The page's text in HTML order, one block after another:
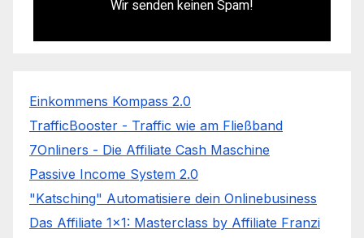
Wir senden keinen Spam!
Einkommens Kompass 2.0
TrafficBooster - Traffic wie am Fließband
7Onliners - Die Affiliate Cash Maschine
Passive Income System 2.0
"Katsching" Automatisiere dein Onlinebusiness
Das Affiliate 1x1: Masterclass by Affiliate Franzi